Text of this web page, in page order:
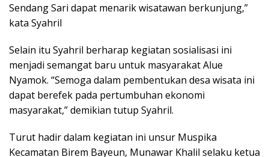
Sendang Sari dapat menarik wisatawan berkunjung,”
kata Syahril
Selain itu Syahril berharap kegiatan sosialisasi ini
menjadi semangat baru untuk masyarakat Alue
Nyamok. “Semoga dalam pembentukan desa wisata ini
dapat berefek pada pertumbuhan ekonomi
masyarakat,” demikian tutup Syahril.
Turut hadir dalam kegiatan ini unsur Muspika
Kecamatan Birem Bayeun, Munawar Khalil selaku ketua